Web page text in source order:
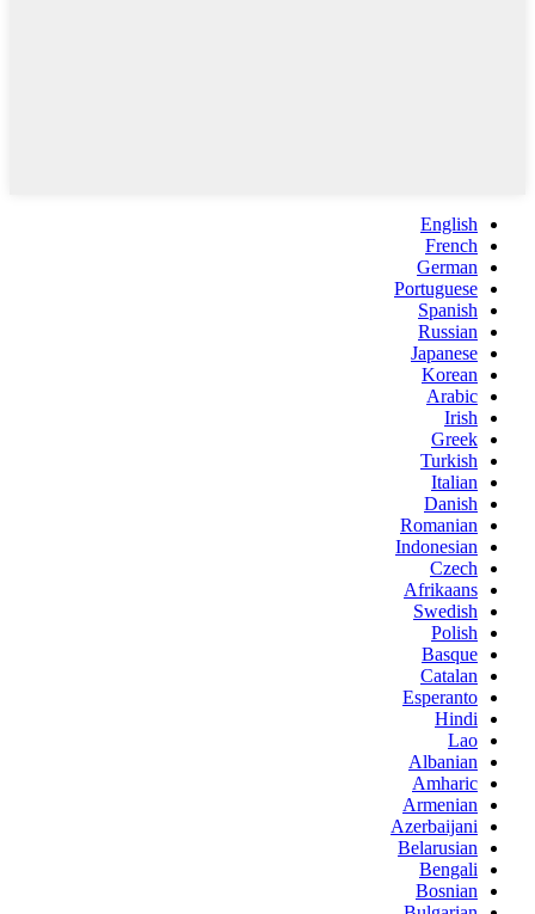
English
French
German
Portuguese
Spanish
Russian
Japanese
Korean
Arabic
Irish
Greek
Turkish
Italian
Danish
Romanian
Indonesian
Czech
Afrikaans
Swedish
Polish
Basque
Catalan
Esperanto
Hindi
Lao
Albanian
Amharic
Armenian
Azerbaijani
Belarusian
Bengali
Bosnian